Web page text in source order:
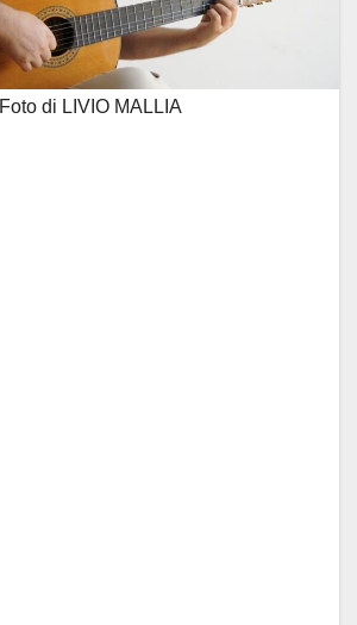
Foto di LIVIO MALLIA